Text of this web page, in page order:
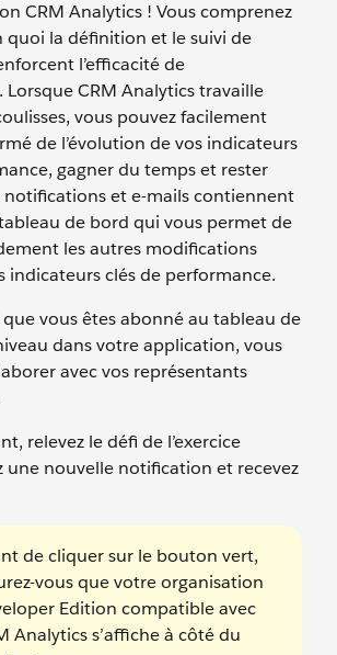
CRM Analytics ! Vous comprenez
quoi la définition et le suivi de
l’efficacité de
Lorsque CRM Analytics travaille
vous pouvez facilement
de l’évolution de vos indicateurs
gagner du temps et rester
notifications et e-mails contiennent
de bord qui vous permet de
les autres modifications
indicateurs clés de performance.
vous êtes abonné au tableau de
dans votre application, vous
avec vos représentants
relevez le défi de l’exercice
une nouvelle notification et recevez
de cliquer sur le bouton vert,
vous que votre organisation
Edition compatible avec
Analytics s’affiche à côté du